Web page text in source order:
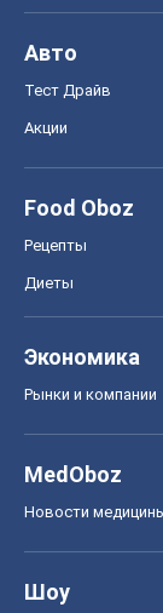
Авто
Тест Драйв
Акции
Food Oboz
Рецепты
Диеты
Экономика
Рынки и компании
MedOboz
Новости
Шоу